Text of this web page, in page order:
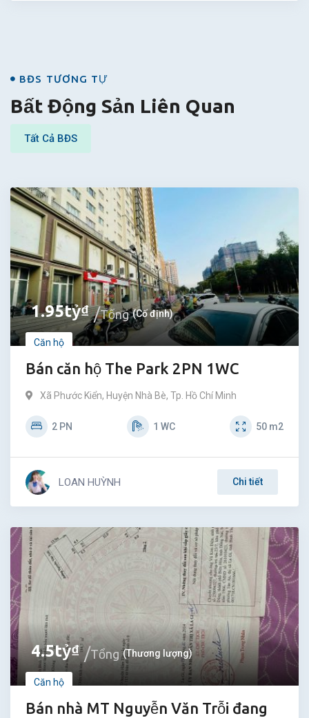
BĐS
BĐS TƯƠNG TỰ
Bất Động Sản Liên Quan
Tất Cả BĐS
1.95tỷ₫ Tổng (Cố định)
Căn hộ
Bán căn hộ The Park 2PN 1WC
Xã Phước Kiển, Huyện Nhà Bè, Tp. Hồ Chí Minh
2 PN 1 WC 50 m2
LOAN HUỲNH Chi tiết
4.5tỷ₫ Tổng (Thương lượng)
Căn hộ
Bán nhà MT Nguyễn Văn Trỗi đang